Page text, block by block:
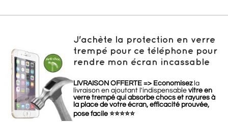
J'achète la protection en verre
trempé pour ce téléphone pour
rendre mon écran incassable
LIVRAISON OFFERTE => Economisezla
livraison en ajoutant l'indispensable vitre en
verre trempé qui absorbe chocs et rayures à
la place de votre écran, efficacité prouvée,
pose facile ⭐⭐⭐⭐⭐